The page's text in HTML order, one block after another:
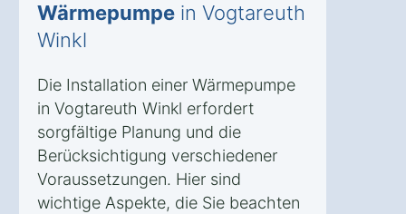
Wärmepumpe in Vogtareuth
Winkl
Die Installation einer Wärmepumpe
in Vogtareuth Winkl erfordert
sorgfältige Planung und die
Berücksichtigung verschiedener
Voraussetzungen. Hier sind
wichtige Aspekte, die Sie beachten